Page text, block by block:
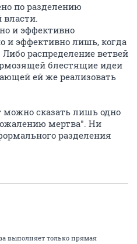
по разделению
и эффективно
и эффективно лишь, когда
распределение ветвей
блестящие идеи
ей же реализовать
можно сказать лишь одно
мертва". Ни
разделения
выполняет только прямая